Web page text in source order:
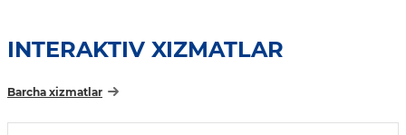
INTERAKTIV XIZMATLAR
Barcha xizmatlar